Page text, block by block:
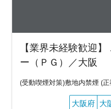
【業界未経験歓迎
ー（ＰＧ）／大阪
(受動喫煙対策)敷地内禁煙 (
大阪府 大